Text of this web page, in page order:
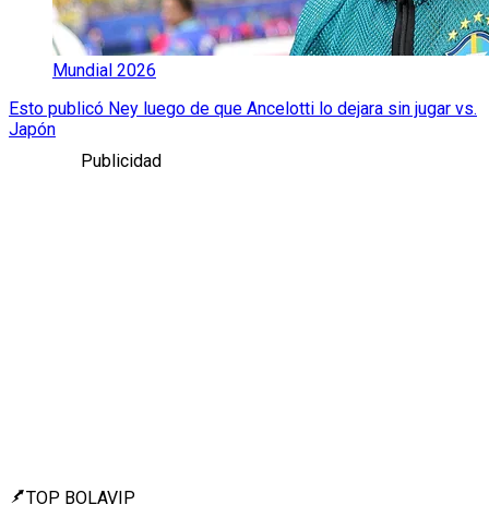
Mundial 2026
Esto publicó Ney luego de que Ancelotti lo dejara sin jugar vs.
Japón
Publicidad
TOP BOLAVIP